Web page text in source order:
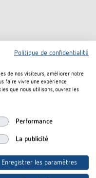
S (1,8 MB)
S-Information Notice EU
S-CE declaration of
Politique de confidentialité
de nos visiteurs, améliorer notre
faire vivre une expérience
que nous utilisons, ouvrez les
Performance
La publicité
Enregistrer les paramètres